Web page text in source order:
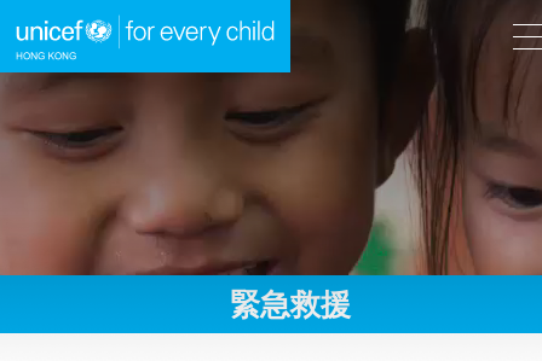
跳到內容（按回車鍵）
A A
緊急救援